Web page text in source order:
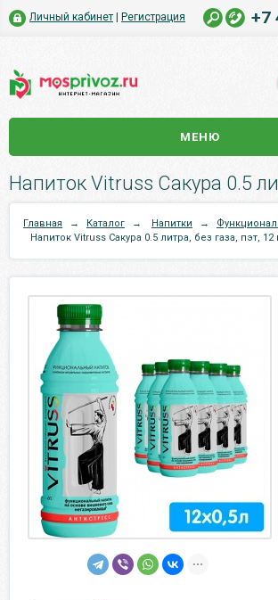
Личный кабинет Регистрация +7
МЕНЮ
Главная → Каталог → Напитки →
Напиток Vitruss Сакура 0.5 литра, без газа, пэт, 12